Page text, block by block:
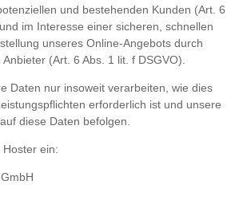
und bestehenden Kunden (Art. 6
im Interesse einer sicheren, schnellen
unseres Online-Angebots durch
(Art. 6 Abs. 1 lit. f DSGVO).
Daten nur insoweit verarbeiten, wie dies
erforderlich ist und unsere
diese Daten befolgen.
ein: